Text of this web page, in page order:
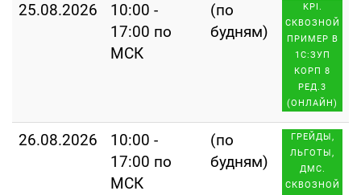
25.08.2026
10:00 -
17:00 по
МСК
(по
будням)
KPI.
СКВОЗНОЙ
ПРИМЕР В
1С:ЗУП
КОРП 8
РЕД.3
(ОНЛАЙН)
26.08.2026
10:00 -
17:00 по
МСК
(по
будням)
ГРЕЙДЫ,
ЛЬГОТЫ,
ДМС.
СКВОЗНОЙ